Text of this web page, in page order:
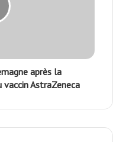
après la
vaccin AstraZeneca